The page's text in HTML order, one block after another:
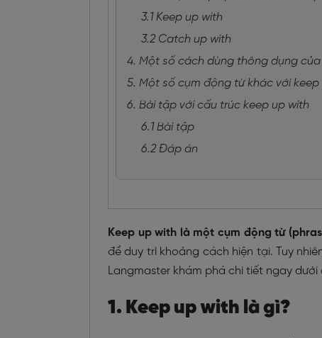
3.1 Keep up with
3.2 Catch up with
4. Một số cách dùng thông dụng
5. Một số cụm động từ khác với keep
6. Bài tập với cấu trúc keep up with
6.1 Bài tập
6.2 Đáp án
Keep up with là một cụm động từ
để duy trì khoảng cách hiện tại. Tuy
Langmaster khám phá chi tiết ngay dưới
1. Keep up with là gì?